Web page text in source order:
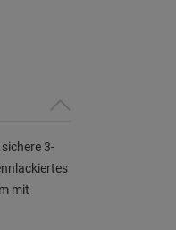
3-
mit